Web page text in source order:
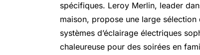
spécifiques. Leroy Merlin, leader
maison, propose une large sélection
systèmes d’éclairage électriques
chaleureuse pour des soirées en